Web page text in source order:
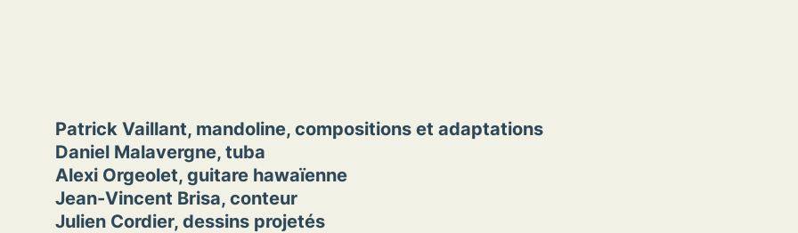
Patrick Vaillant, mandoline, compositions et adaptations
Daniel Malavergne, tuba
Alexi Orgeolet, guitare hawaïenne
Jean-Vincent Brisa, conteur
Julien Cordier, dessins projetés